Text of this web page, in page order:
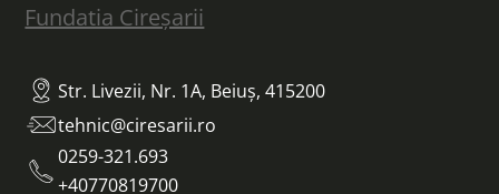
Fundatia Cireșarii
Str. Livezii, Nr. 1A, Beiuș, 415200
tehnic@ciresarii.ro
0259-321.693
+40770819700